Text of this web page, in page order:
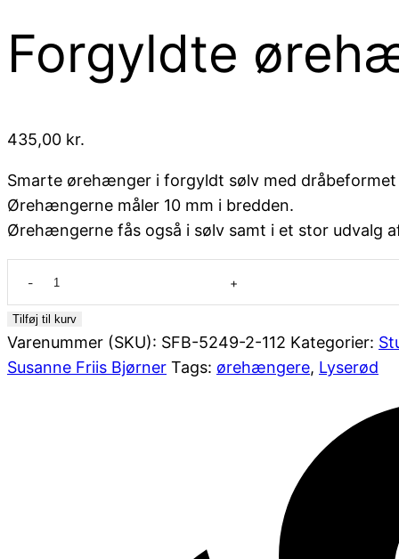
Forgyldte
435,00 kr.
Smarte ørehænger i forgyldt sølv med
Ørehængerne måler 10 mm i bredden.
Ørehængerne fås også i sølv samt i et stor udvalg
fra
Susanne
Friis
Tilføj til kurv
Varenummer (SKU): SFB-5249-2-112 Kategorier:
Susanne Friis Bjørner Tags: ørehængere, Lyserød